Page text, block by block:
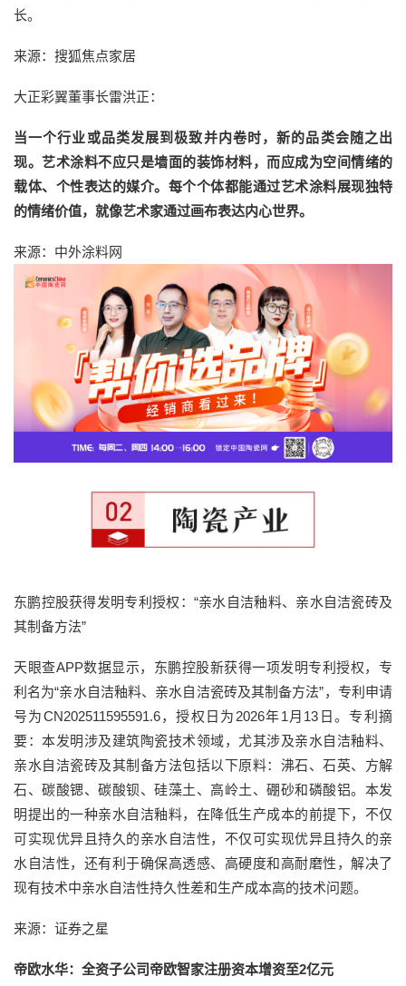
长。
来源：搜狐焦点家居
大正彩翼董事长雷洪正：
当一个行业或品类发展到极致并内卷时，新的品类会随之出
现。艺术涂料不应只是墙面的装饰材料，而应成为空间情绪的
载体、个性表达的媒介。每个个体都能通过艺术涂料展现独特
的情绪价值，就像艺术家通过画布表达内心世界。
来源：中外涂料网
东鹏控股获得发明专利授权：“亲水自洁釉料、亲水自洁瓷砖及
其制备方法”
天眼查APP数据显示，东鹏控股新获得一项发明专利授权，专
利名为“亲水自洁釉料、亲水自洁瓷砖及其制备方法”，专利申请
号为CN202511595591.6，授权日为2026年1月13日。专利摘
要：本发明涉及建筑陶瓷技术领域，尤其涉及亲水自洁釉料、
亲水自洁瓷砖及其制备方法包括以下原料：沸石、石英、方解
石、碳酸锶、碳酸钡、硅藻土、高岭土、硼砂和磷酸铝。本发
明提出的一种亲水自洁釉料，在降低生产成本的前提下，不仅
可实现优异且持久的亲水自洁性，不仅可实现优异且持久的亲
水自洁性，还有利于确保高透感、高硬度和高耐磨性，解决了
现有技术中亲水自洁性持久性差和生产成本高的技术问题。
来源：证券之星
帝欧水华：全资子公司帝欧智家注册资本增资至2亿元